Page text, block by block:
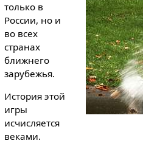
только в
России, но и
во всех
странах
ближнего
зарубежья.
История этой
игры
исчисляется
веками.